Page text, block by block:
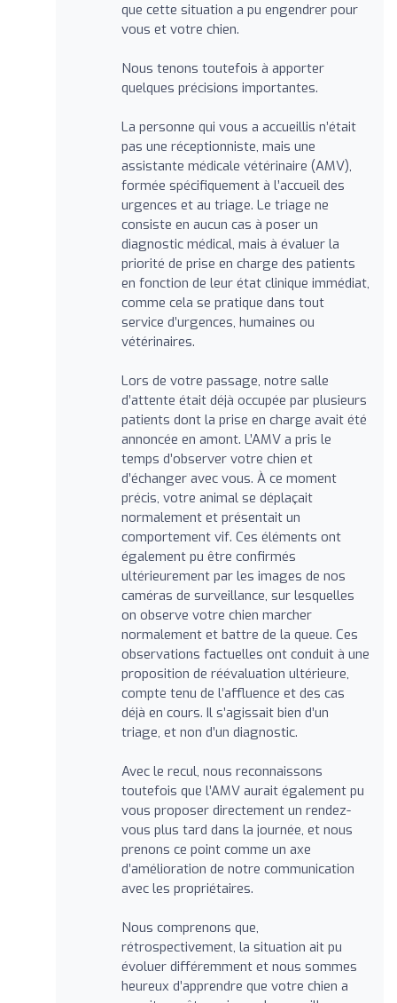
que cette situation a pu engendrer pour
vous et votre chien.
Nous tenons toutefois à apporter
quelques précisions importantes.
La personne qui vous a accueillis n’était
pas une réceptionniste, mais une
assistante médicale vétérinaire (AMV),
formée spécifiquement à l’accueil des
urgences et au triage. Le triage ne
consiste en aucun cas à poser un
diagnostic médical, mais à évaluer la
priorité de prise en charge des patients
en fonction de leur état clinique immédiat,
comme cela se pratique dans tout
service d’urgences, humaines ou
vétérinaires.
Lors de votre passage, notre salle
d’attente était déjà occupée par plusieurs
patients dont la prise en charge avait été
annoncée en amont. L’AMV a pris le
temps d’observer votre chien et
d’échanger avec vous. À ce moment
précis, votre animal se déplaçait
normalement et présentait un
comportement vif. Ces éléments ont
également pu être confirmés
ultérieurement par les images de nos
caméras de surveillance, sur lesquelles
on observe votre chien marcher
normalement et battre de la queue. Ces
observations factuelles ont conduit à une
proposition de réévaluation ultérieure,
compte tenu de l’affluence et des cas
déjà en cours. Il s’agissait bien d’un
triage, et non d’un diagnostic.
Avec le recul, nous reconnaissons
toutefois que l’AMV aurait également pu
vous proposer directement un rendez-
vous plus tard dans la journée, et nous
prenons ce point comme un axe
d’amélioration de notre communication
avec les propriétaires.
Nous comprenons que,
rétrospectivement, la situation ait pu
évoluer différemment et nous sommes
heureux d’apprendre que votre chien a